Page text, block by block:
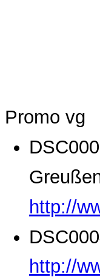
Promo vg
http://
http://